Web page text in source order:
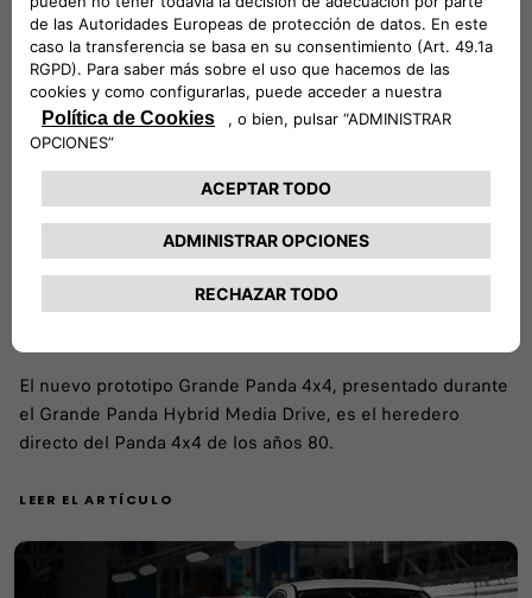
FIAT presenta el manifiesto Grande Panda 4x4: una
El nuevo prototipo Grande Panda 4x4, presentado durante
el Grande Panda Hybrid Media Drive, es el heredero
directo del Panda 4x4 de los años 80.
LEER EL ARTÍCULO